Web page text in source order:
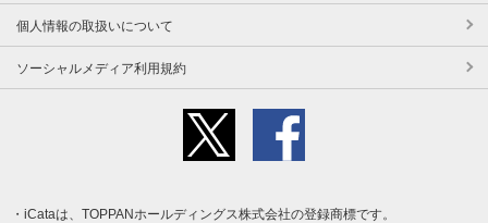
個人情報の取扱いについて
ソーシャルメディア利用規約
iCataは、TOPPANホールディングス株式会社の登録商標です。